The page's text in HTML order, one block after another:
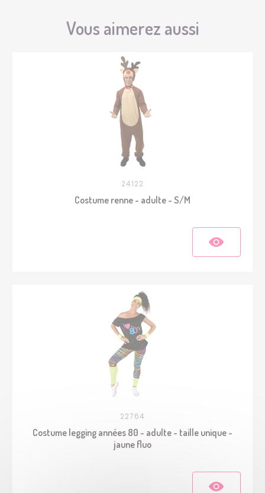
Vous aimerez aussi
24122
Costume renne - adulte - S/M
22764
Costume legging années 80 - adulte - taille unique -
jaune fluo